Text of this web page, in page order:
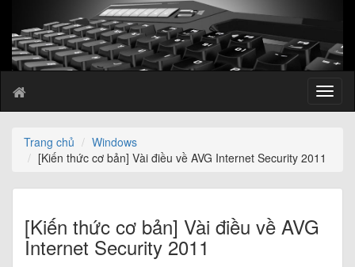
T
o
n
Trang chủ
Windows
[Kiến thức cơ bản] Vài điều về AVG Internet Security 2011
[Kiến thức cơ bản] Vài điều về AVG
Internet Security 2011